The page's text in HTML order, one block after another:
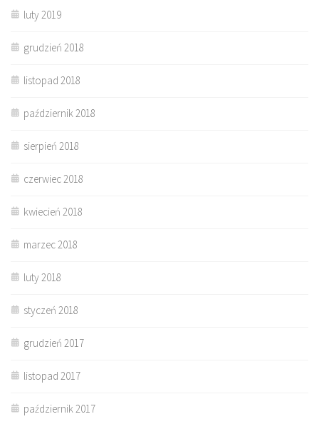
luty 2019
grudzień 2018
listopad 2018
październik 2018
sierpień 2018
czerwiec 2018
kwiecień 2018
marzec 2018
luty 2018
styczeń 2018
grudzień 2017
listopad 2017
październik 2017